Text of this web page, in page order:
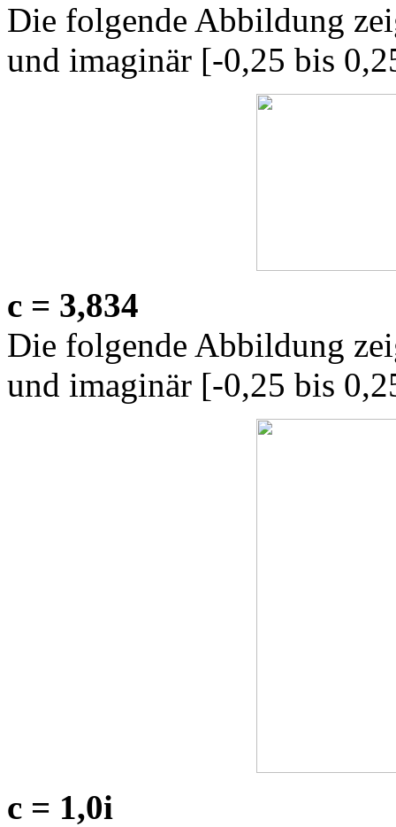
Die folgende Abbildung
und imaginär [-0,25 bis
c = 3,834
Die folgende Abbildung
und imaginär [-0,25 bis
c = 1,0i